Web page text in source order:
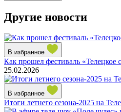
Другие новости
В избранное
Как прошел фестиваль «Телецкое
25.02.2026
В избранное
Итоги летнего сезона-2025 на